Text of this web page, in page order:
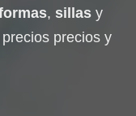
, sillas y
precios y